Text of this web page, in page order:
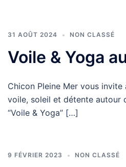
31 AOÛT 2024 NON CLASSÉ
Voile & Yoga
Chicon Pleine Mer vous invite
voile, soleil et détente autour
“Voile & Yoga” […]
9 FÉVRIER 2023 NON CLASSÉ